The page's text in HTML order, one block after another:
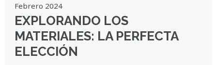
Febrero 2024
EXPLORANDO LOS
MATERIALES: LA PERFECTA
ELECCIÓN